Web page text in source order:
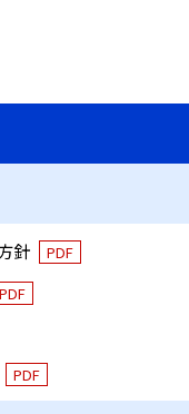
針 PDF
PDF
PDF